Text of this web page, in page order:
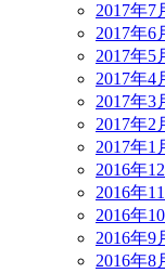
2017年7
2017年6
2017年5
2017年4
2017年3
2017年2
2017年1
2016年
2016年
2016年
2016年9
2016年8